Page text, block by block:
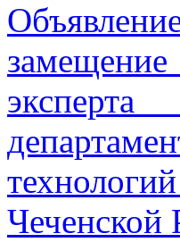
замещение
Чеченской